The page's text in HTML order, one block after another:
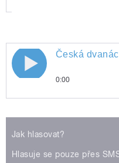
Česká
0:00
Jak hlasovat?
Hlasuje se pouze přes